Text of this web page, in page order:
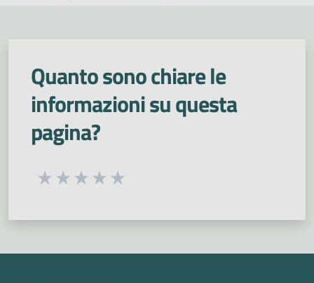
Quanto sono chiare le
informazioni su questa
pagina?
Seleziona una valutazione da 1 a 5 stelle